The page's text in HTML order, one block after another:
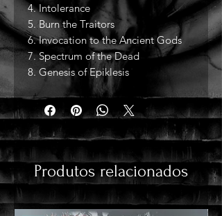
4. Intolerance
5. Burn the Traitors
6. Invocation to the Ancient Gods
7. Spectrum of the Dead
8. Genesis of Epiklesis
Produtos relacionados